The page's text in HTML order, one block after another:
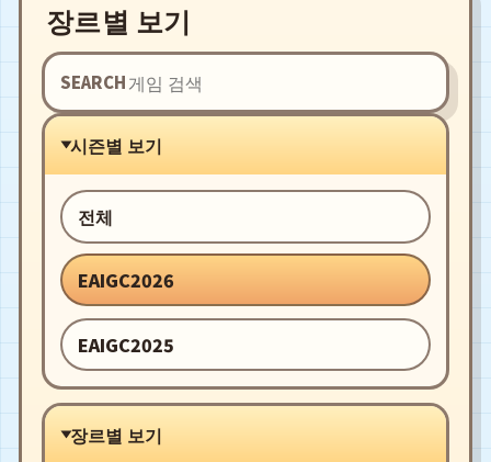
장르별 보기
SEARCH
시즌별 보기
전체
EAIGC2026
EAIGC2025
장르별 보기